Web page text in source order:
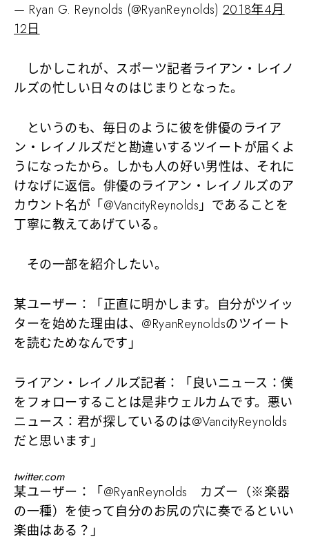
— Ryan G. Reynolds (@RyanReynolds) 2018年4月
12日
しかしこれが、スポーツ記者ライアン・レイノ
ルズの忙しい日々のはじまりとなった。
というのも、毎日のように彼を俳優のライア
ン・レイノルズだと勘違いするツイートが届くよ
うになったから。しかも人の好い男性は、それに
けなげに返信。俳優のライアン・レイノルズのア
カウント名が「@VancityReynolds」であることを
丁寧に教えてあげている。
その一部を紹介したい。
某ユーザー：「正直に明かします。自分がツイッ
ターを始めた理由は、@RyanReynoldsのツイート
を読むためなんです」
ライアン・レイノルズ記者：「良いニュース：僕
をフォローすることは是非ウェルカムです。悪い
ニュース：君が探しているのは@VancityReynolds
だと思います」
twitter.com
某ユーザー：「@RyanReynolds カズー（※楽器
の一種）を使って自分のお尻の穴に奏でるといい
楽曲はある？」